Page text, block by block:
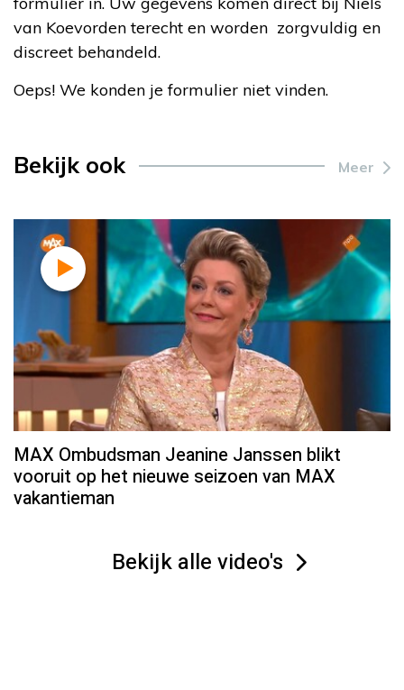
van Koevorden terecht en worden zorgvuldig en
discreet behandeld.
Oeps! We konden je formulier niet vinden.
Bekijk ook Meer
MAX Ombudsman Jeanine Janssen blikt
vooruit op het nieuwe seizoen van MAX
vakantieman
Bekijk alle video's